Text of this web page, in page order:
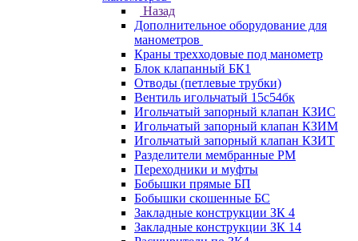
Назад
Дополнительное оборудование для
манометров
Краны трехходовые под манометр
Блок клапанный БК1
Отводы (петлевые трубки)
Вентиль игольчатый 15с54бк
Игольчатый запорный клапан КЗИС
Игольчатый запорный клапан КЗИМ
Игольчатый запорный клапан КЗИТ
Разделители мембранные РМ
Переходники и муфты
Бобышки прямые БП
Бобышки скошенные БС
Закладные конструкции ЗК 4
Закладные конструкции ЗК 14